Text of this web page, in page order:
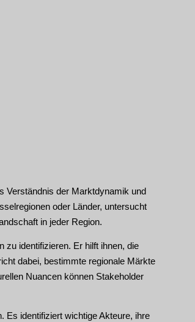
Verständnis der Marktdynamik und
oder Länder, untersucht
in jeder Region.
zu identifizieren. Er hilft ihnen, die
dabei, bestimmte regionale Märkte
Nuancen können Stakeholder
Es identifiziert wichtige Akteure, ihre